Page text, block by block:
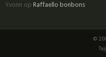
Yvonn opRaffaello bonbons
©